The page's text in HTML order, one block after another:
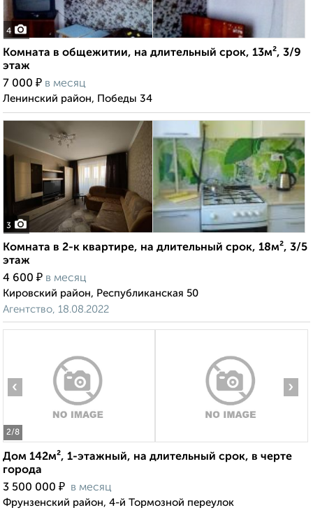
4
Комната в общежитии, на длительный срок, 13м², 3/9
этаж
7 000 ₽ в месяц
Ленинский район, Победы 34
3
Комната в 2-к квартире, на длительный срок, 18м², 3/5
этаж
4 600 ₽ в месяц
Кировский район, Республиканская 50
Агентство, 18.08.2022
2/8
‹ ›
Дом 142м², 1-этажный, на длительный срок, в черте
города
3 500 000 ₽ в месяц
Фрунзенский район, 4-й Тормозной переулок